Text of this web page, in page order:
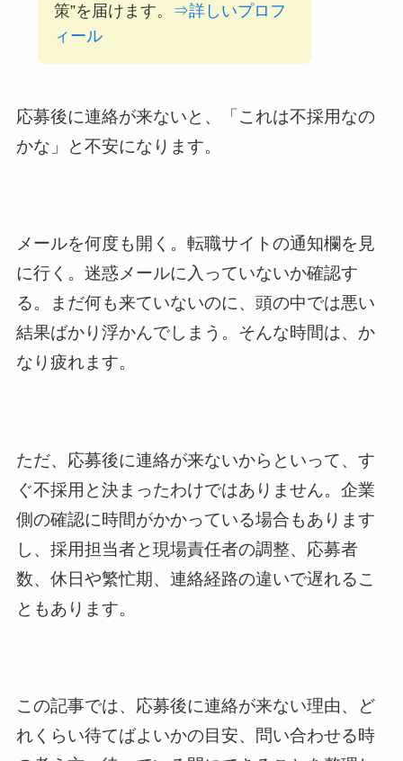
策”を届けます。
⇒詳しいプロフ
ィール
応募後に連絡が来ないと、「これは不採用なの
かな」と不安になります。
メールを何度も開く。転職サイトの通知欄を見
に行く。迷惑メールに入っていないか確認す
る。まだ何も来ていないのに、頭の中では悪い
結果ばかり浮かんでしまう。そんな時間は、か
なり疲れます。
ただ、応募後に連絡が来ないからといって、す
ぐ不採用と決まったわけではありません。企業
側の確認に時間がかかっている場合もあります
し、採用担当者と現場責任者の調整、応募者
数、休日や繁忙期、連絡経路の違いで遅れるこ
ともあります。
この記事では、応募後に連絡が来ない理由、ど
れくらい待てばよいかの目安、問い合わせる時